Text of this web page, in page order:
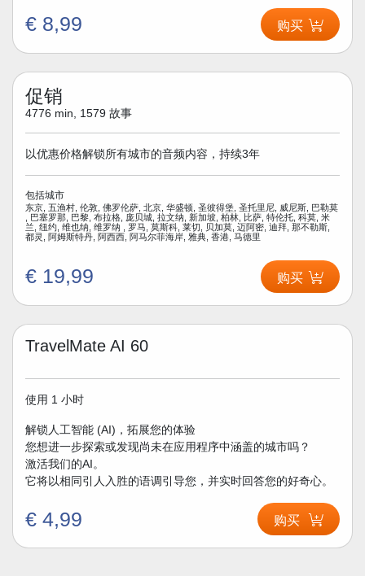
€ 8,99 购买
促销
4776 min, 1579 故事
以优惠价格解锁所有城市的音频内容，持续3年
包括城市
东京, 五渔村, 伦敦, 佛罗伦萨, 北京, 华盛顿, 圣彼得堡, 圣托里尼, 威尼斯, 巴勒莫
, 巴塞罗那, 巴黎, 布拉格, 庞贝城, 拉文纳, 新加坡, 柏林, 比萨, 特伦托, 科莫, 米
兰, 纽约, 维也纳, 维罗纳 , 罗马, 莫斯科, 莱切, 贝加莫, 迈阿密, 迪拜, 那不勒斯,
都灵, 阿姆斯特丹, 阿西西, 阿马尔菲海岸, 雅典, 香港, 马德里
€ 19,99 购买
TravelMate AI 60
使用 1 小时
解锁人工智能 (AI)，拓展您的体验
您想进一步探索或发现尚未在应用程序中涵盖的城市吗？
激活我们的AI。
它将以相同引人入胜的语调引导您，并实时回答您的好奇心。
€ 4,99 购买